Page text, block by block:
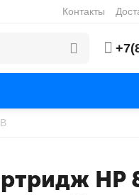
Контакты
HP